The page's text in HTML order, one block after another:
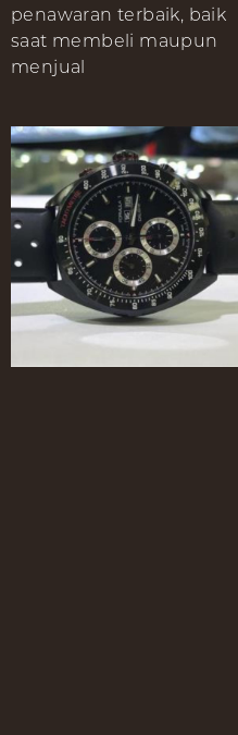
penawaran terbaik, baik
saat membeli maupun
menjual